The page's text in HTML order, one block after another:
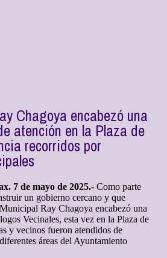
Chagoya encabezó una
atención en la Plaza de
recorridos por
7 de mayo de 2025.- Como parte
un gobierno cercano y que
Ray Chagoya encabezó una
Vecinales, esta vez en la Plaza de
y vecinos fueron atendidos de
áreas del Ayuntamiento